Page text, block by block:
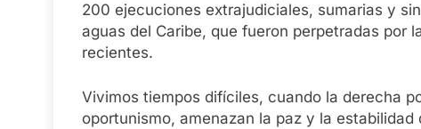
200 ejecuciones extrajudiciales, sumarias y
aguas del Caribe, que fueron perpetradas por
recientes.
Vivimos tiempos difíciles, cuando la derecha
oportunismo, amenazan la paz y la